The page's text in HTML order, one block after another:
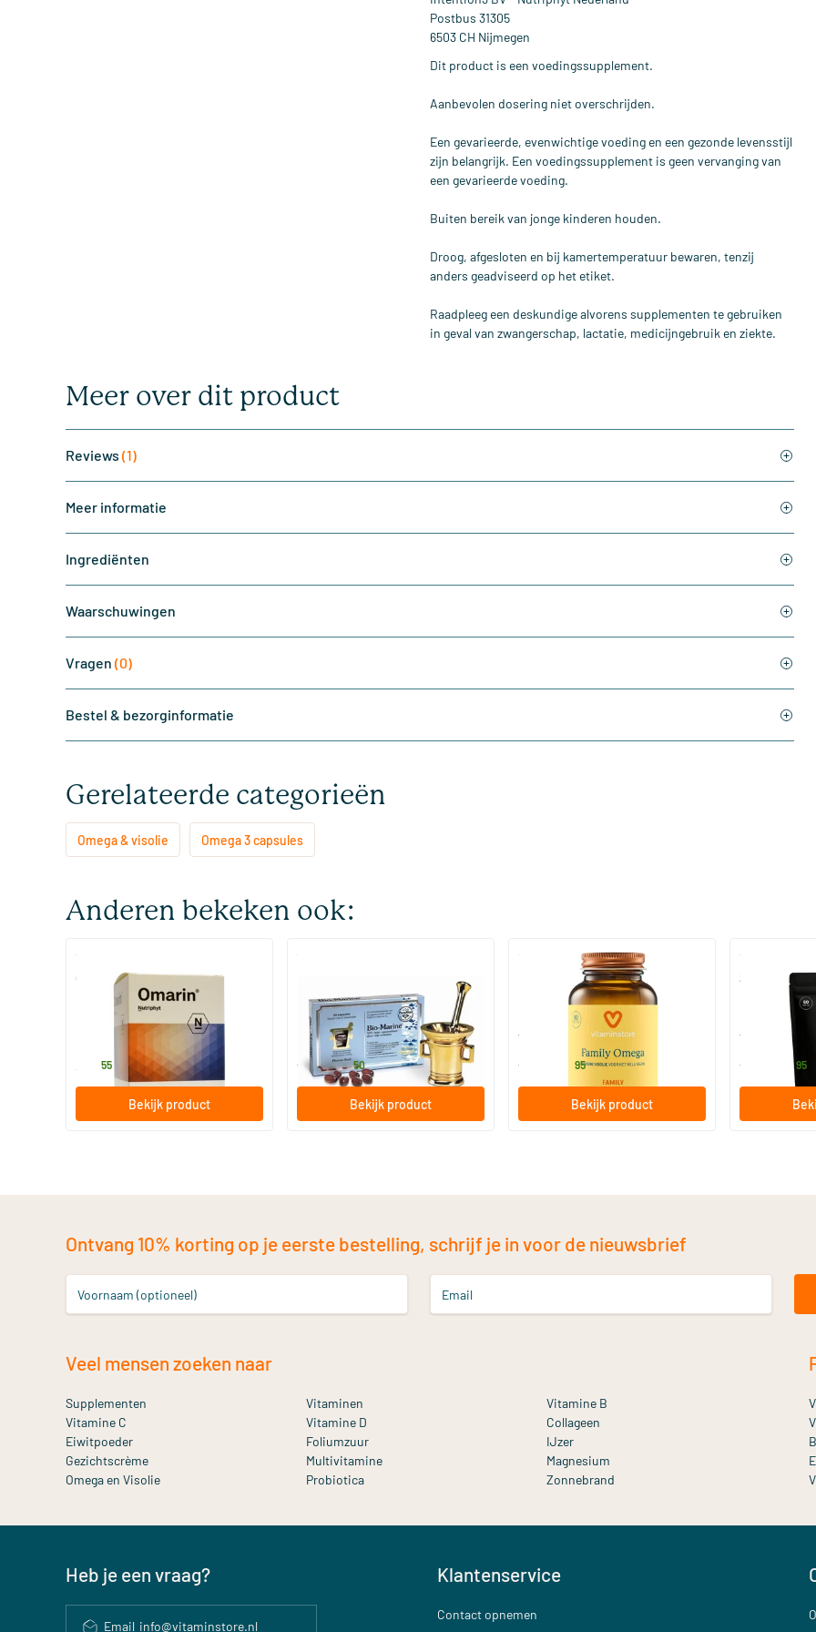
Postbus 31305
6503 CH Nijmegen
Dit product is een voedingssupplement.
Aanbevolen dosering niet overschrijden.
Een gevarieerde, evenwichtige voeding en een gezonde levensstijl
zijn belangrijk. Een voedingssupplement is geen vervanging van
een gevarieerde voeding.
Buiten bereik van jonge kinderen houden.
Droog, afgesloten en bij kamertemperatuur bewaren, tenzij
anders geadviseerd op het etiket.
Raadpleeg een deskundige alvorens supplementen te gebruiken
in geval van zwangerschap, lactatie, medicijngebruik en ziekte.
Meer over dit product
Reviews (1)
Meer informatie
Ingrediënten
Waarschuwingen
Vragen (0)
Bestel & bezorginformatie
Gerelateerde categorieën
Omega & visolie Omega 3 capsules
Anderen bekeken ook:
Omarin
60 stuks
Nutriphyt
34 55
Bekijk product
60/​150 softgels
Pharma Nord
vanaf16.50
Bekijk product
(4)
Family Omega
120 softgels
Vitaminstore
vanaf 95
Bekijk product
Super
60/​120
Vitaminstore
vanaf .95
Ontvang 10% korting op je eerste bestelling, schrijf je in voor de nieuwsbrief
Voornaam (optioneel) Email
Veel mensen zoeken naar
Supplementen Vitaminen
Vitamine B
Vitamine C
Vitamine D
Collageen
Eiwitpoeder
Foliumzuur
IJzer
Gezichtscrème
Multivitamine
Magnesium
Omega en Visolie
Probiotica Zonnebrand
Heb je een vraag?
Email info@vitaminstore.nl
Klantenservice
Contact opnemen